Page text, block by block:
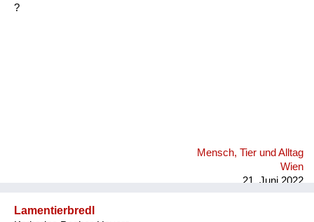
?
Mensch, Tier und Alltag
Wien
21. Juni 2022
Lamentierbredl